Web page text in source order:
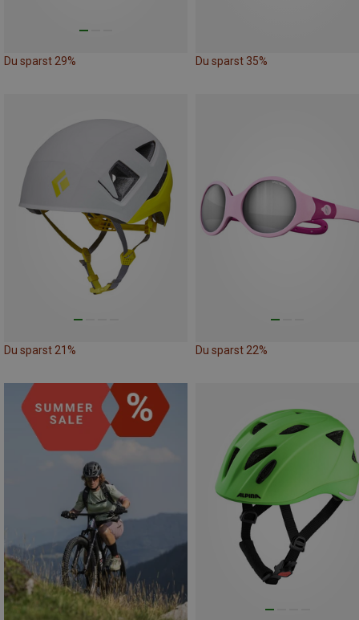
Du sparst 29% Du sparst 35%
Du sparst 21% Du sparst 22%